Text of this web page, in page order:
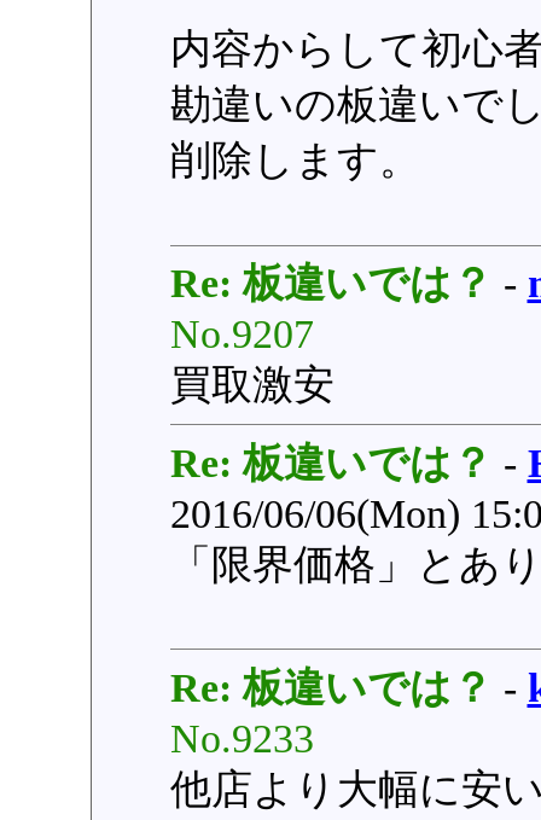
内容からして初心
勘違いの板違いで
削除します。
Re: 板違いでは？ -
No.9207
買取激安
Re: 板違いでは？ -
2016/06/06(Mon)
「限界価格」とあ
Re: 板違いでは？ -
No.9233
他店より大幅に安